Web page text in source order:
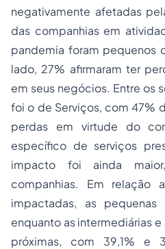
negativamente afetadas
das companhias em
pandemia foram pequenos
lado, 27% afirmaram ter
em seus negócios. Entre os
foi o de Serviços, com 47%
perdas em virtude do
específico de serviços
impacto foi ainda
companhias. Em relação
impactadas, as pequenas
enquanto as intermediárias
próximas, com 39,1% e